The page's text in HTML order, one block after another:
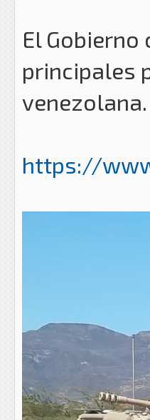
El
principales
venezolana.
https://